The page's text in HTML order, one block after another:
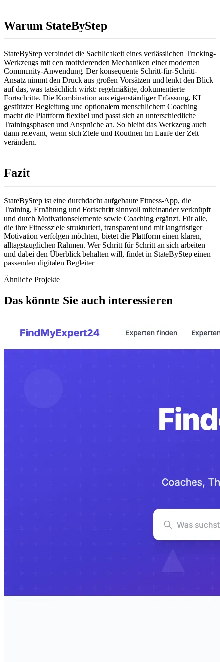
Warum StateByStep
StateByStep verbindet die Sachlichkeit eines verlässlichen Tracking-
Werkzeugs mit den motivierenden Mechaniken einer modernen
Community-Anwendung. Der konsequente Schritt-für-Schritt-
Ansatz nimmt den Druck aus großen Vorsätzen und lenkt den Blick
auf das, was tatsächlich wirkt: regelmäßige, dokumentierte
Fortschritte. Die Kombination aus eigenständiger Erfassung, KI-
gestützter Begleitung und optionalem menschlichem Coaching
macht die Plattform flexibel und passt sich an unterschiedliche
Trainingsphasen und Ansprüche an. So bleibt das Werkzeug auch
dann relevant, wenn sich Ziele und Routinen im Laufe der Zeit
verändern.
Fazit
StateByStep ist eine durchdacht aufgebaute Fitness-App, die
Training, Ernährung und Fortschritt sinnvoll miteinander verknüpft
und durch Motivationselemente sowie Coaching ergänzt. Für alle,
die ihre Fitnessziele strukturiert, transparent und mit langfristiger
Motivation verfolgen möchten, bietet die Plattform einen klaren,
alltagstauglichen Rahmen. Wer Schritt für Schritt an sich arbeiten
und dabei den Überblick behalten will, findet in StateByStep einen
passenden digitalen Begleiter.
Ähnliche Projekte
Das könnte Sie auch interessieren